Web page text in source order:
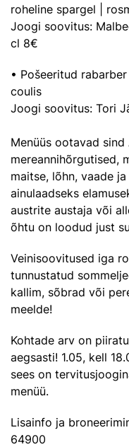
roheline spargel |
Joogi soovitus:
cl 8€
• Pošeeritud
coulis
Joogi soovitus: Tori
Menüüs ootavad
mereannihõrgutised,
maitse, lõhn, vaade
ainulaadseks
austrite austaja või
õhtu on loodud just
Veinisoovitused iga
tunnustatud
kallim, sõbrad või
meelde!
Kohtade arv on
aegsasti! 1.05, kell
sees on
menüü.
Lisainfo ja
64900